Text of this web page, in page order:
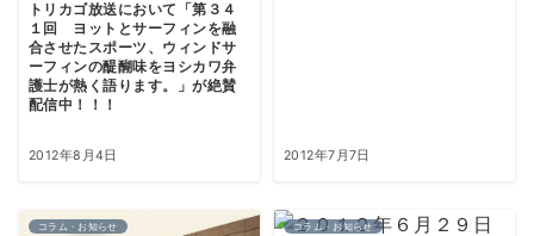
トリカゴ放送において「第３４
１回 ヨットとサーフィンを融
合させたスポーツ、ウィンドサ
ーフィンの醍醐味をヨシカワ弁
護士が熱く語ります。」が絶賛
配信中！！！
2012年8月4日 2012年7月7日
コラム・お知らせ コラム・お知らせ